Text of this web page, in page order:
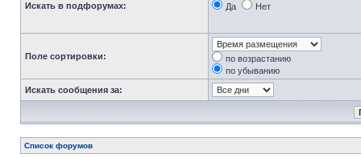
Искать в подфорумах: Да Нет
Поле сортировки:
по возрастанию
по убыванию
Искать сообщения за:
Список форумов